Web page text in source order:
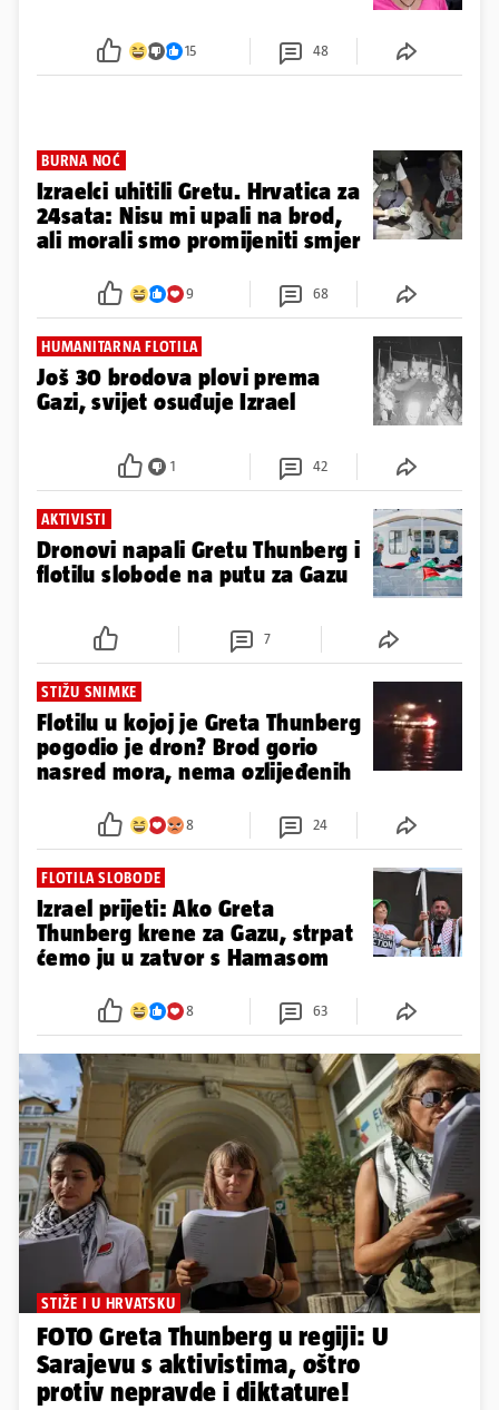
15 48
BURNA NOĆ
Izraelci uhitili Gretu. Hrvatica za
24sata: Nisu mi upali na brod,
ali morali smo promijeniti smjer
9 68
HUMANITARNA FLOTILA
Još 30 brodova plovi prema
Gazi, svijet osuđuje Izrael
1 42
AKTIVISTI
Dronovi napali Gretu Thunberg i
flotilu slobode na putu za Gazu
7
STIŽU SNIMKE
Flotilu u kojoj je Greta Thunberg
pogodio je dron? Brod gorio
nasred mora, nema ozlijeđenih
8 24
FLOTILA SLOBODE
Izrael prijeti: Ako Greta
Thunberg krene za Gazu, strpat
ćemo ju u zatvor s Hamasom
8 63
STIŽE I U HRVATSKU
FOTO Greta Thunberg u regiji: U
Sarajevu s aktivistima, oštro
protiv nepravde i diktature!